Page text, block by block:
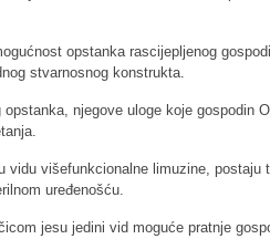
opstanka rascijepljenog
stvarnosnog konstrukta.
njegove uloge koje gospodin
višefunkcionalne limuzine, postaju
uređenošću.
jesu jedini vid moguće pratnje